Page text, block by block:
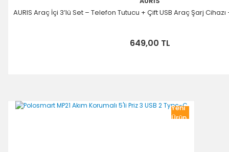
AURIS Araç İçi 3’lü Set – Telefon Tutucu + Çift USB Araç Şarj
649,00 TL
Yeni
Ürün